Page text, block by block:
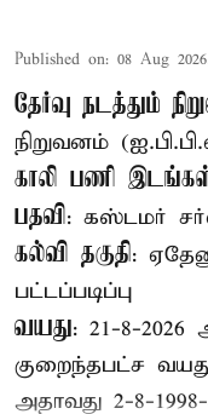
Published on: 08 Aug
தேர்வு நடத்தும்
நிறுவனம்
காலி பணி
பதவி: கஸ்டமர்
கல்வி தகுதி:
பட்டப்படிப்பு
வயது: 21-8-
குறைந்தபட்ச
அதாவது 2-8-